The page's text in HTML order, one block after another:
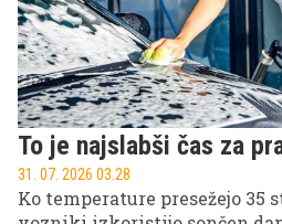
To je najslabši čas za
31. 07. 2026 03.28
Ko temperature presežejo 35